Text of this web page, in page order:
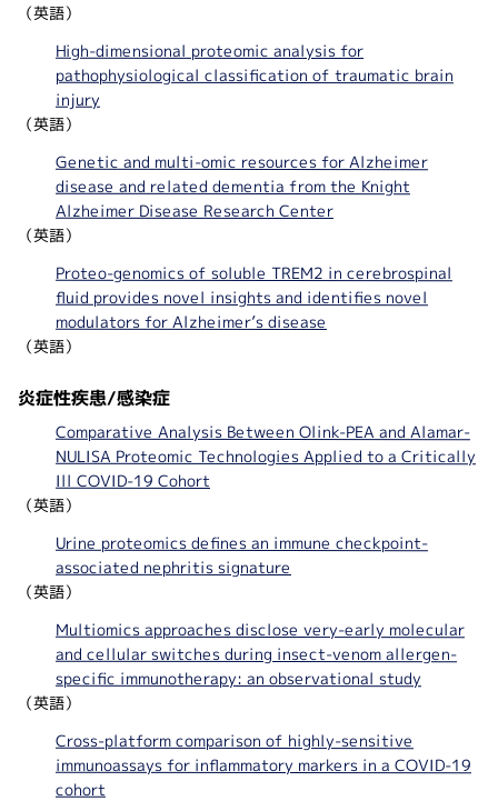
（英語）
High-dimensional proteomic analysis for
pathophysiological classification of traumatic brain
injury
（英語）
Genetic and multi-omic resources for Alzheimer
disease and related dementia from the Knight
Alzheimer Disease Research Center
（英語）
Proteo-genomics of soluble TREM2 in cerebrospinal
fluid provides novel insights and identifies novel
modulators for Alzheimer’s disease
（英語）
炎症性疾患/感染症
Comparative Analysis Between Olink-PEA and Alamar-
NULISA Proteomic Technologies Applied to a Critically
Ill COVID-19 Cohort
（英語）
Urine proteomics defines an immune checkpoint-
associated nephritis signature
（英語）
Multiomics approaches disclose very-early molecular
and cellular switches during insect-venom allergen-
specific immunotherapy: an observational study
（英語）
Cross-platform comparison of highly-sensitive
immunoassays for inflammatory markers in a COVID-19
cohort